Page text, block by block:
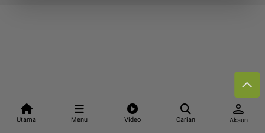
Utama Menu Video Carian
person
Akaun